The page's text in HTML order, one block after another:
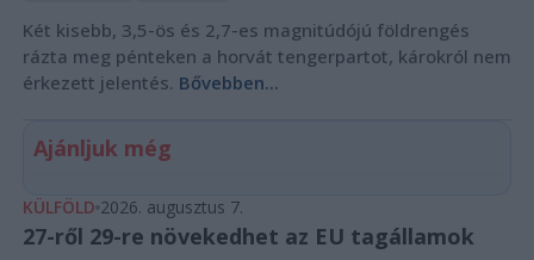
Két kisebb, 3,5-ös és 2,7-es magnitúdójú földrengés
rázta meg pénteken a horvát tengerpartot, károkról nem
érkezett jelentés. Bővebben...
Ajánljuk még
KÜLFÖLD 2026. augusztus 7.
27-ről 29-re növekedhet az EU tagállamok